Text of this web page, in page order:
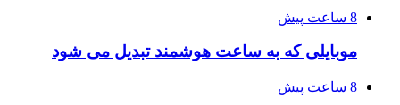
8 ساعت پیش
موبایلی که به ساعت هوشمند تبدیل می شود
8 ساعت پیش